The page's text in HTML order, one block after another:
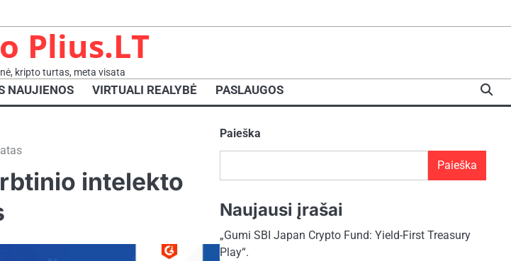
Plius.LT
kripto turtas, meta visata
NAUJIENOS VIRTUALI REALYBĖ PASLAUGOS
intelekto
Paieška
Paieška
Naujausi įrašai
„Gumi SBI Japan Crypto Fund: Yield-First Treasury
Play“.